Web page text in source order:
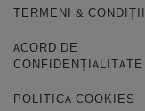
TERMENI & CONDIȚII
ACORD DE
CONFIDENȚIALITATE
POLITICA COOKIES